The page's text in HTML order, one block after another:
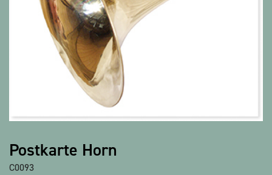
Postkarte Horn
C0093